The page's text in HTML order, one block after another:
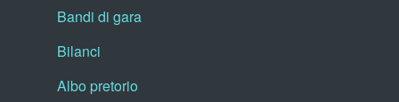
Bandi di gara
Bilanci
Albo pretorio